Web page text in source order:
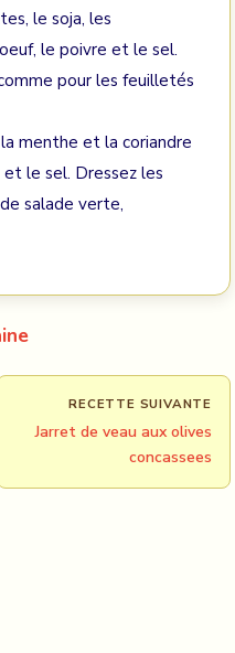
le soja, les
le poivre et le sel.
pour les feuilletés
menthe et la coriandre
le sel. Dressez les
salade verte,
RECETTE SUIVANTE
Jarret de veau aux olives
concassees